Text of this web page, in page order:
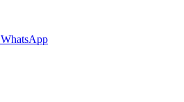
WhatsApp